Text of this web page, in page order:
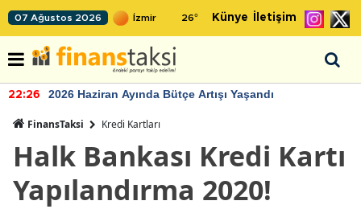
07 Ağustos 2026 26° Künye İletişim
22:26 2026 Haziran Ayında Bütçe Artışı Yaşandı
FinansTaksi Kredi Kartları
Halk Bankası Kredi Kartı
Yapılandırma 2020!